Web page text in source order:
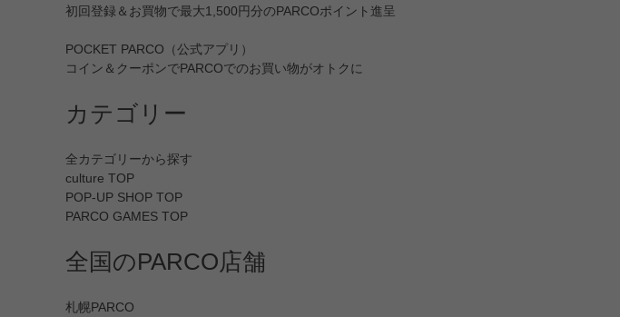
初回登録＆お買物で最大1,500円分のPARCOポイント進呈
POCKET PARCO（公式アプリ）
コイン＆クーポンでPARCOでのお買い物がオトクに
カテゴリー
全カテゴリーから探す
culture TOP
POP-UP SHOP TOP
PARCO GAMES TOP
全国のPARCO店舗
札幌PARCO